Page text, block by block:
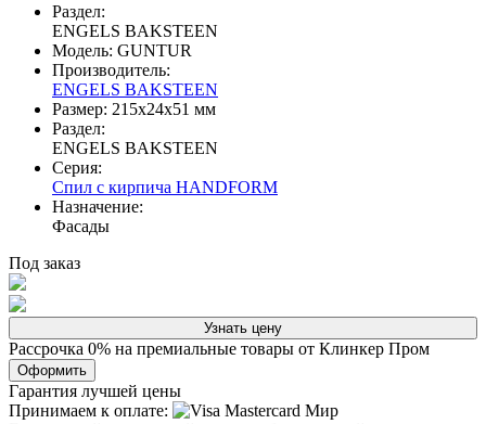
Раздел:
ENGELS BAKSTEEN
Модель: GUNTUR
Производитель:
ENGELS BAKSTEEN
Размер: 215x24x51 мм
Раздел:
ENGELS BAKSTEEN
Серия:
Спил с кирпича HANDFORM
Назначение:
Фасады
Под заказ
Узнать цену
Рассрочка 0% на премиальные товары от Клинкер Пром
Оформить
Гарантия лучшей цены
Принимаем к оплате: